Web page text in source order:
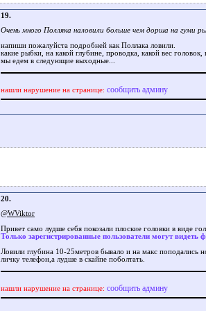
19.
Очень много Полляка наловили больше чем дорша на гуми
напиши пожалуйста подробней как Поллака ловили.
какие рыбки, на какой глубине, проводка, какой вес
мы едем в следующие выходные...
нашли нарушение на странице: сообщить админу
20.
@WViktor
Привет само лудше себя покозали плоские головки в виде
Только зарегистрированные пользователи могут видеть
Ловили глубина 10-25метров бывало и на макс поподались
личку телефон,а лудше в скайпе поболтать.
нашли нарушение на странице: сообщить админу